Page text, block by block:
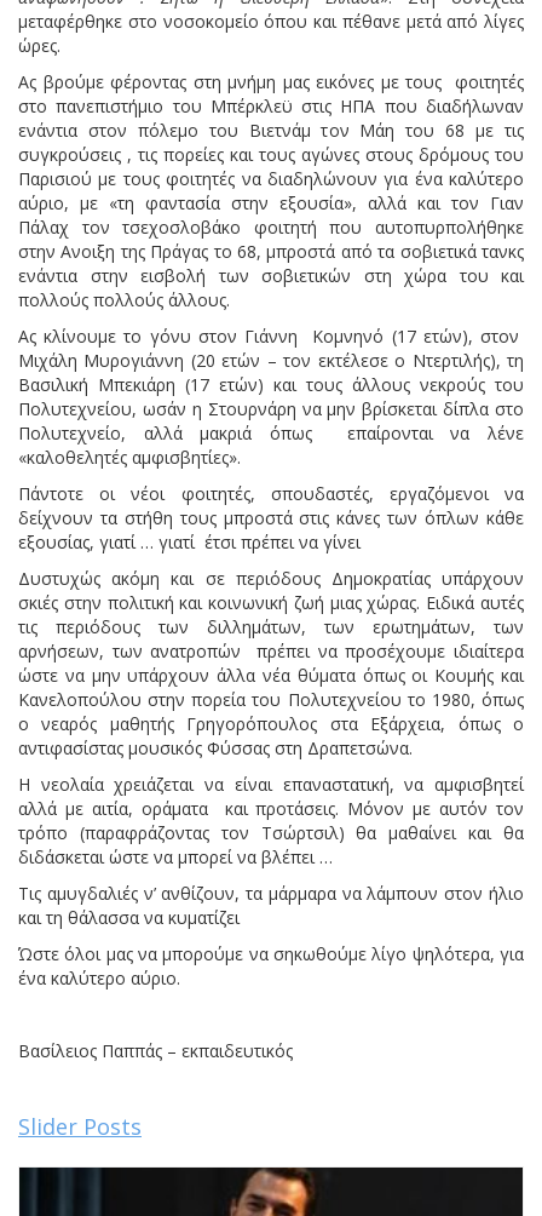
μεταφέρθηκε στο νοσοκομείο όπου και πέθανε μετά από λίγες
ώρες.
Ας βρούμε φέροντας στη μνήμη μας εικόνες με τους φοιτητές
στο πανεπιστήμιο του Μπέρκλεϋ στις ΗΠΑ που διαδήλωναν
ενάντια στον πόλεμο του Βιετνάμ τον Μάη του 68 με τις
συγκρούσεις , τις πορείες και τους αγώνες στους δρόμους του
Παρισιού με τους φοιτητές να διαδηλώνουν για ένα καλύτερο
αύριο, με «τη φαντασία στην εξουσία», αλλά και τον Γιαν
Πάλαχ τον τσεχοσλοβάκο φοιτητή που αυτοπυρπολήθηκε
στην Ανοιξη της Πράγας το 68, μπροστά από τα σοβιετικά τανκς
ενάντια στην εισβολή των σοβιετικών στη χώρα του και
πολλούς πολλούς άλλους.
Ας κλίνουμε το γόνυ στον Γιάννη Κομνηνό (17 ετών), στον
Μιχάλη Μυρογιάννη (20 ετών – τον εκτέλεσε ο Ντερτιλής), τη
Βασιλική Μπεκιάρη (17 ετών) και τους άλλους νεκρούς του
Πολυτεχνείου, ωσάν η Στουρνάρη να μην βρίσκεται δίπλα στο
Πολυτεχνείο, αλλά μακριά όπως επαίρονται να λένε
«καλοθελητές αμφισβητίες».
Πάντοτε οι νέοι φοιτητές, σπουδαστές, εργαζόμενοι να
δείχνουν τα στήθη τους μπροστά στις κάνες των όπλων κάθε
εξουσίας, γιατί … γιατί έτσι πρέπει να γίνει
Δυστυχώς ακόμη και σε περιόδους Δημοκρατίας υπάρχουν
σκιές στην πολιτική και κοινωνική ζωή μιας χώρας. Ειδικά αυτές
τις περιόδους των διλλημάτων, των ερωτημάτων, των
αρνήσεων, των ανατροπών πρέπει να προσέχουμε ιδιαίτερα
ώστε να μην υπάρχουν άλλα νέα θύματα όπως οι Κουμής και
Κανελοπούλου στην πορεία του Πολυτεχνείου το 1980, όπως
ο νεαρός μαθητής Γρηγορόπουλος στα Εξάρχεια, όπως ο
αντιφασίστας μουσικός Φύσσας στη Δραπετσώνα.
Η νεολαία χρειάζεται να είναι επαναστατική, να αμφισβητεί
αλλά με αιτία, οράματα και προτάσεις. Μόνον με αυτόν τον
τρόπο (παραφράζοντας τον Τσώρτσιλ) θα μαθαίνει και θα
διδάσκεται ώστε να μπορεί να βλέπει …
Τις αμυγδαλιές ν’ ανθίζουν, τα μάρμαρα να λάμπουν στον ήλιο
και τη θάλασσα να κυματίζει
Ώστε όλοι μας να μπορούμε να σηκωθούμε λίγο ψηλότερα, για
ένα καλύτερο αύριο.
Βασίλειος Παππάς – εκπαιδευτικός
Slider Posts